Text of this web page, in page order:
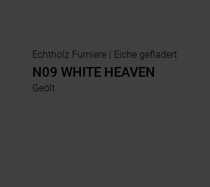
Echtholz Furniere | Eiche gefladert
N09 WHITE HEAVEN
Geölt